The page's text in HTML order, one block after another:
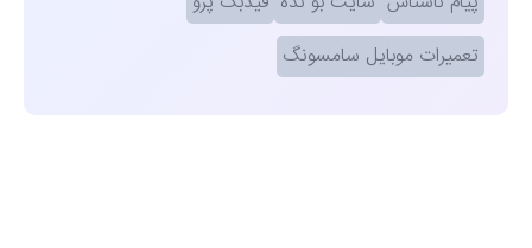
تعمیرات موبایل سامسونگ